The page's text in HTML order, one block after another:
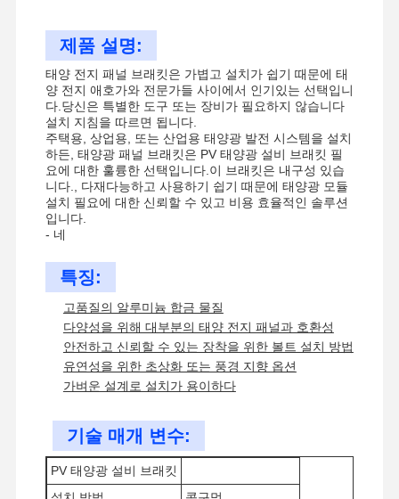
제품 설명:
태양 전지 패널 브래킷은 가볍고 설치가 쉽기 때문에 태
양 전지 애호가와 전문가들 사이에서 인기있는 선택입니
다.당신은 특별한 도구 또는 장비가 필요하지 않습니다
설치 지침을 따르면 됩니다.
주택용, 상업용, 또는 산업용 태양광 발전 시스템을 설치
하든, 태양광 패널 브래킷은 PV 태양광 설비 브래킷 필
요에 대한 훌륭한 선택입니다.이 브래킷은 내구성 있습
니다., 다재다능하고 사용하기 쉽기 때문에 태양광 모듈
설치 필요에 대한 신뢰할 수 있고 비용 효율적인 솔루션
입니다.
- 네
특징:
고품질의 알루미늄 합금 물질
다양성을 위해 대부분의 태양 전지 패널과 호환성
안전하고 신뢰할 수 있는 장착을 위한 볼트 설치 방법
유연성을 위한 초상화 또는 풍경 지향 옵션
가벼운 설계로 설치가 용이하다
기술 매개 변수:
PV 태양광 설비 브래킷